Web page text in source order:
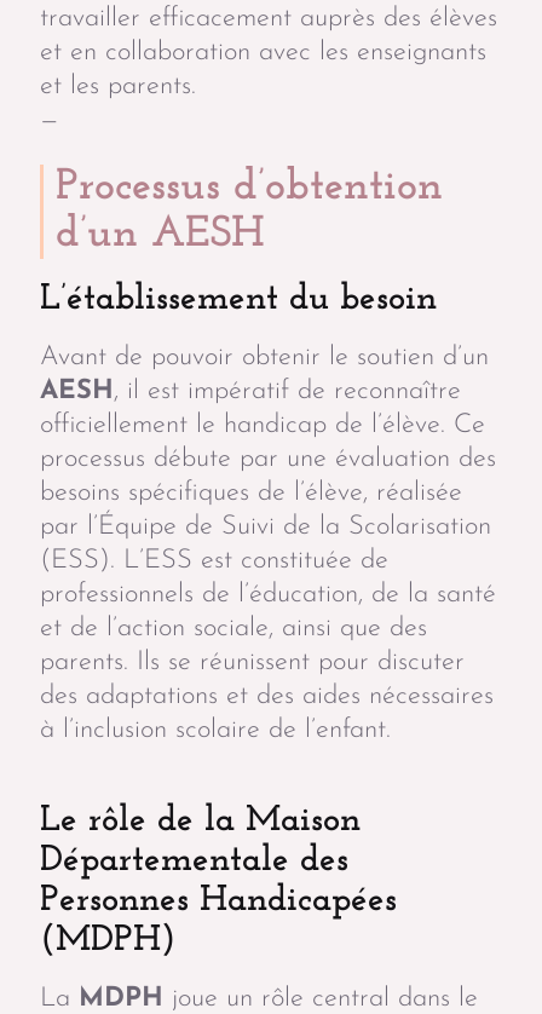
travailler efficacement auprès des élèves
et en collaboration avec les enseignants
et les parents.
—
Processus d’obtention
d’un AESH
L’établissement du besoin
Avant de pouvoir obtenir le soutien d’un
AESH, il est impératif de reconnaître
officiellement le handicap de l’élève. Ce
processus débute par une évaluation des
besoins spécifiques de l’élève, réalisée
par l’Équipe de Suivi de la Scolarisation
(ESS). L’ESS est constituée de
professionnels de l’éducation, de la santé
et de l’action sociale, ainsi que des
parents. Ils se réunissent pour discuter
des adaptations et des aides nécessaires
à l’inclusion scolaire de l’enfant.
Le rôle de la Maison
Départementale des
Personnes Handicapées
(MDPH)
La MDPH joue un rôle central dans le